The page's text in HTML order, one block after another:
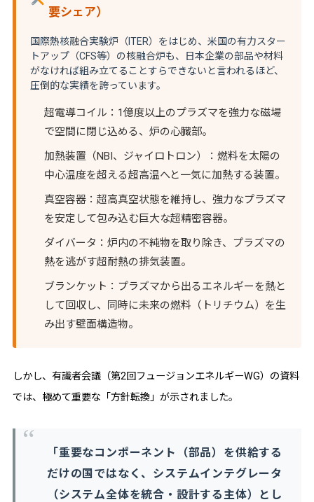
要シェア）
国際熱核融合実験炉（ITER）をはじめ、米国の有力スター
トアップ（CFS等）の核融合炉も、
日本企業の部品や材料
がなければ組み立てることすらできないと言われるほど、
圧倒的な実績を誇っています。
超電導コイル ：1億度以上のプラズマを強力な磁場
で空間に閉じ込める、炉の心臓部。
加熱装置（NBI、ジャイロトロン）
：燃料を太陽の
中心温度を超える超高温へと一気に加熱する装置。
真空容器：超高真空状態を維持し、強力なプラズマ
を安定して包み込む巨大な超精密容器。
ダイバータ ：炉内の不純物を取り除き、プラズマの
熱を逃がす超耐熱の排気装置。
ブランケット ：プラズマから出るエネルギーを熱と
して回収し、同時に未来の燃料（トリチウム）を生
み出す壁面構造物。
しかし、有識者会議（第2回フュージョンエネルギーWG）の資料
では、極めて重要な「方針転換」が示されました。
“
「重要なコンポーネント（部品）を供給する
だけの国ではなく、システムインテグレータ
（システム全体を統合・設計する主体）とし